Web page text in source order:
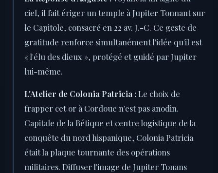
ciel, il fait ériger un temple à Jupiter Tonnant sur
le Capitole, consacré en 22 av. J.-C. Ce geste de
gratitude renforce simultanément l'idée qu'il est
« l'élu des dieux », protégé et guidé par Jupiter
lui-même.
L'Atelier de Colonia Patricia :Le choix de
frapper cet or à Cordoue n'est pas anodin.
Capitale de la Bétique et centre logistique de la
conquête du nord hispanique, Colonia Patricia
était la plaque tournante des opérations
militaires. Diffuser l'image de Jupiter Tonans